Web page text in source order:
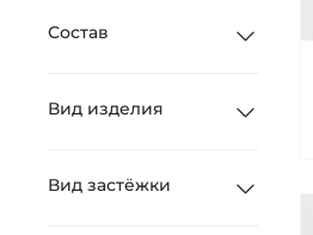
Состав
Вид изделия
Вид застёжки